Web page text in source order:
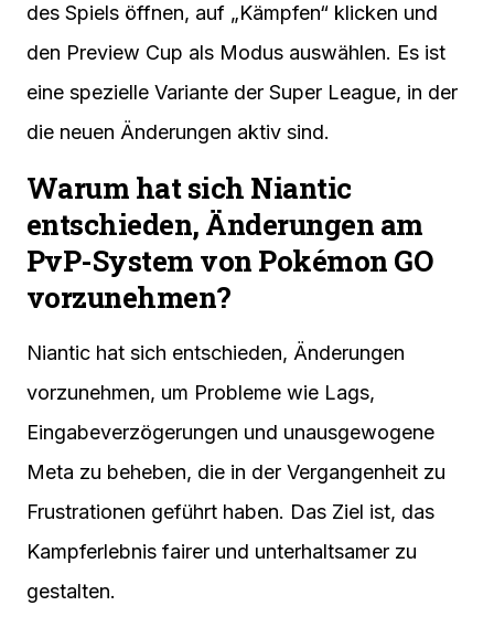
des Spiels öffnen, auf „Kämpfen“ klicken und
den Preview Cup als Modus auswählen. Es ist
eine spezielle Variante der Super League, in der
die neuen Änderungen aktiv sind.
Warum hat sich Niantic
entschieden, Änderungen am
PvP-System von Pokémon GO
vorzunehmen?
Niantic hat sich entschieden, Änderungen
vorzunehmen, um Probleme wie Lags,
Eingabeverzögerungen und unausgewogene
Meta zu beheben, die in der Vergangenheit zu
Frustrationen geführt haben. Das Ziel ist, das
Kampferlebnis fairer und unterhaltsamer zu
gestalten.